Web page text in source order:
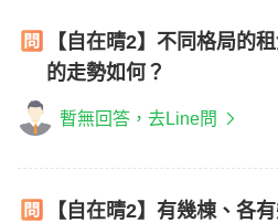
【自在晴2】不同格局的
的走勢如何？
暫無回答，去Line問
【自在晴2】有幾棟、各